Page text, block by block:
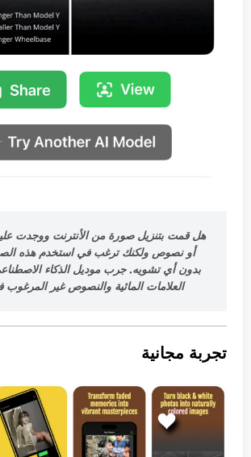
هل قمت بتنزيل صورة من الأنترنت ووجدت
أو نصوص ولكنك ترغب في استخدم هذه
بدون أي تشويه. جرب موديل الذكاء
العلامات المائية والنصوص غير المرغوب
تجربة مجانية